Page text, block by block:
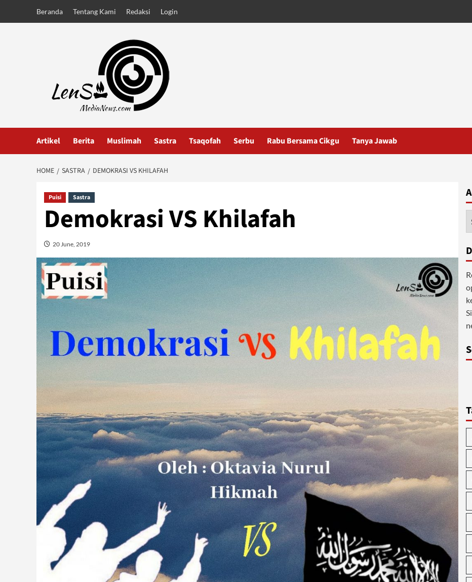
Beranda Tentang Kami Redaksi Login
Artikel Berita Muslimah Sastra Tsaqofah Serbu Rabu Bersama Cikgu Tanya Jawab
HOME SASTRA DEMOKRASI VS KHILAFAH
Puisi Sastra
Demokrasi VS Khilafah
20 June, 2019